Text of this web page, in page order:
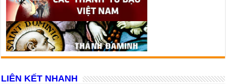
LIÊN KẾT NHANH